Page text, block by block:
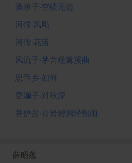
酒泉子·空碛无边
河传·风飐
河传·花落
风流子·茅舍槿篱溪曲
思帝乡·如何
更漏子·对秋深
菩萨蛮·青岩碧洞经朝雨
薛昭蕴